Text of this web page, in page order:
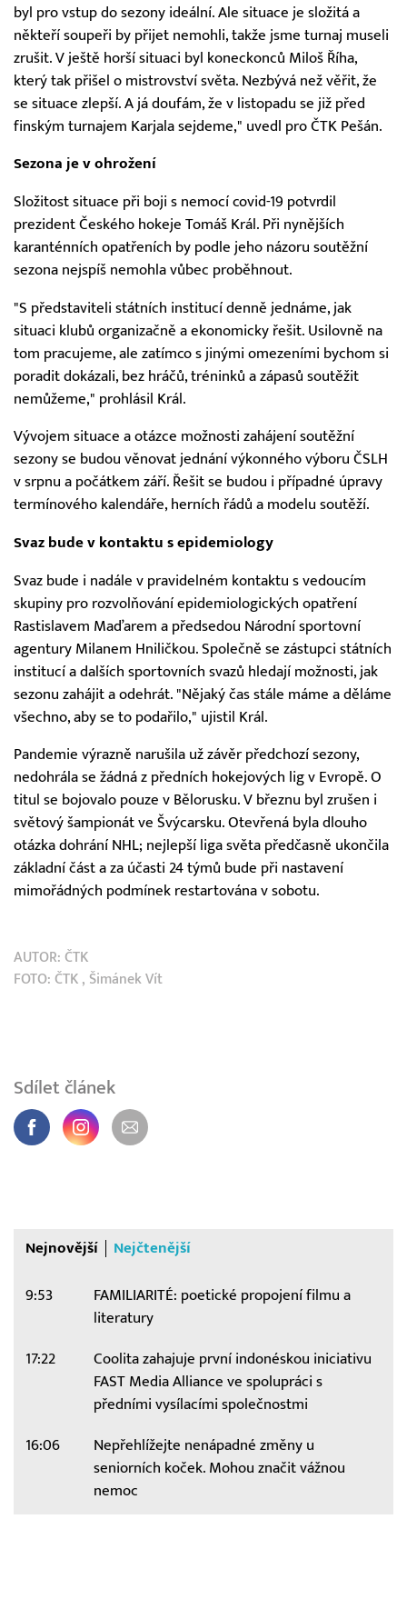
byl pro vstup do sezony ideální. Ale situace je složitá a
někteří soupeři by přijet nemohli, takže jsme turnaj museli
zrušit. V ještě horší situaci byl koneckonců Miloš Říha,
který tak přišel o mistrovství světa. Nezbývá než věřit, že
se situace zlepší. A já doufám, že v listopadu se již před
finským turnajem Karjala sejdeme," uvedl pro ČTK Pešán.
Sezona je v ohrožení
Složitost situace při boji s nemocí covid-19 potvrdil
prezident Českého hokeje Tomáš Král. Při nynějších
karanténních opatřeních by podle jeho názoru soutěžní
sezona nejspíš nemohla vůbec proběhnout.
"S představiteli státních institucí denně jednáme, jak
situaci klubů organizačně a ekonomicky řešit. Usilovně na
tom pracujeme, ale zatímco s jinými omezeními bychom si
poradit dokázali, bez hráčů, tréninků a zápasů soutěžit
nemůžeme," prohlásil Král.
Vývojem situace a otázce možnosti zahájení soutěžní
sezony se budou věnovat jednání výkonného výboru ČSLH
v srpnu a počátkem září. Řešit se budou i případné úpravy
termínového kalendáře, herních řádů a modelu soutěží.
Svaz bude v kontaktu s epidemiology
Svaz bude i nadále v pravidelném kontaktu s vedoucím
skupiny pro rozvolňování epidemiologických opatření
Rastislavem Maďarem a předsedou Národní sportovní
agentury Milanem Hniličkou. Společně se zástupci státních
institucí a dalších sportovních svazů hledají možnosti, jak
sezonu zahájit a odehrát. "Nějaký čas stále máme a děláme
všechno, aby se to podařilo," ujistil Král.
Pandemie výrazně narušila už závěr předchozí sezony,
nedohrála se žádná z předních hokejových lig v Evropě. O
titul se bojovalo pouze v Bělorusku. V březnu byl zrušen i
světový šampionát ve Švýcarsku. Otevřená byla dlouho
otázka dohrání NHL; nejlepší liga světa předčasně ukončila
základní část a za účasti 24 týmů bude při nastavení
mimořádných podmínek restartována v sobotu.
AUTOR: ČTK
FOTO: ČTK , Šimánek Vít
Sdílet článek
Nejnovější Nejčtenější
9:53
FAMILIARITÉ: poetické propojení filmu a
literatury
17:22
Coolita zahajuje první indonéskou iniciativu
FAST Media Alliance ve spolupráci s
předními vysílacími společnostmi
16:06
Nepřehlížejte nenápadné změny u
seniorních koček. Mohou značit vážnou
nemoc